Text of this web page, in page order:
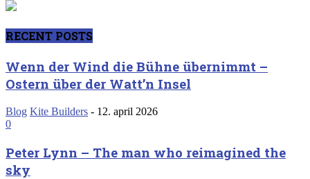
RECENT POSTS
Wenn der Wind die Bühne übernimmt –
Ostern über der Watt’n Insel
Blog Kite Builders - 12. april 2026
0
Peter Lynn – The man who reimagined the
sky